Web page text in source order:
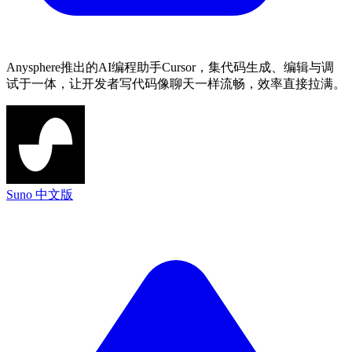
Anysphere推出的AI编程助手Cursor，集代码生成、编辑与调
试于一体，让开发者写代码像聊天一样流畅，效率直接拉满。
Suno 中文版